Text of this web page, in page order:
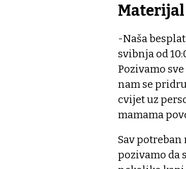
-Naša
svibnja od
Pozivamo
nam se
cvijet uz
mamama
Sav
pozivamo da